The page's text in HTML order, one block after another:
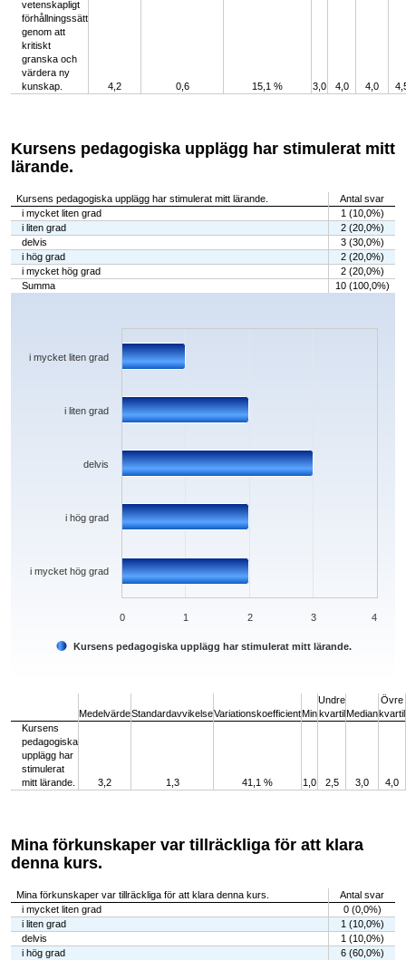
vetenskapligt
förhållningssätt
genom att
kritiskt
granska och
värdera ny
kunskap.
4,2 0,6 15,1 % 3,0 4,0 4,0
Kursens pedagogiska upplägg har stimulerat mitt
lärande.
Kursens pedagogiska upplägg har stimulerat mitt lärande.
Antal svar
i mycket liten grad
1 (10,0%)
i liten grad
2 (20,0%)
delvis
3 (30,0%)
i hög grad
2 (20,0%)
i mycket hög grad
2 (20,0%)
Summa
10 (100,0%)
Chart
The chart has 1 X axis displaying categories.
The chart has 1 Y axis displaying values. Data ranges from 1 to 3.
Kursens pedagogiska upplägg har stimulerat mitt lärande.
i mycket hög grad
i hög grad
delvis
i liten grad
i mycket liten grad
0 1 2 3 4
MedelvärdeStandardavvikelseVariationskoefficientMin
Undre
kvartilMedian
Övre
kvartil
Kursens
pedagogiska
upplägg har
stimulerat
mitt lärande.
3,2 1,3 41,1 % 1,0 2,5 3,0 4,0
Mina förkunskaper var tillräckliga för att klara
denna kurs.
Mina förkunskaper var tillräckliga för att klara denna kurs.
Antal svar
i mycket liten grad
0 (0,0%)
i liten grad
1 (10,0%)
delvis
1 (10,0%)
i hög grad
6 (60,0%)